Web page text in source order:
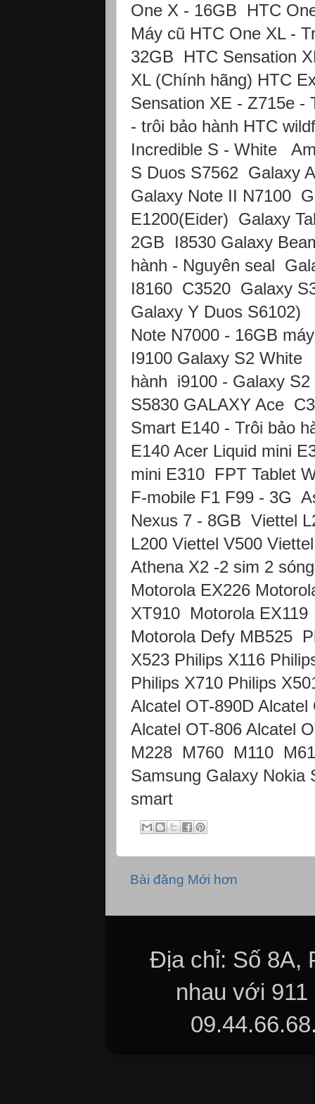
One X - 16GB HTC
Máy cũ HTC One XL -
32GB HTC Sensation
XL (Chính hãng) HTC
Sensation XE - Z715e -
- trôi bảo hành HTC
Incredible S - White
S Duos S7562 Galaxy
Galaxy Note II N7100
E1200(Eider) Galaxy
2GB I8530 Galaxy
hành - Nguyên seal
I8160 C3520 Galaxy
Galaxy Y Duos
Note N7000 - 16GB
I9100 Galaxy S2 White
hành i9100 - Galaxy
S5830 GALAXY Ace
Smart E140 - Trôi bảo
E140 Acer Liquid mini
mini E310 FPT Tablet
F-mobile F1 F99 - 3G
Nexus 7 - 8GB Viettel
L200 Viettel V500
Athena X2 -2 sim 2
Motorola EX226
XT910 Motorola
Motorola Defy MB525
X523 Philips X116
Philips X710 Philips
Alcatel OT-890D
Alcatel OT-806 Alcatel
M228 M760 M110
Samsung Galaxy Nokia
smart
Bài đăng Mới hơn
Địa chỉ: Số 8A,
nhau với